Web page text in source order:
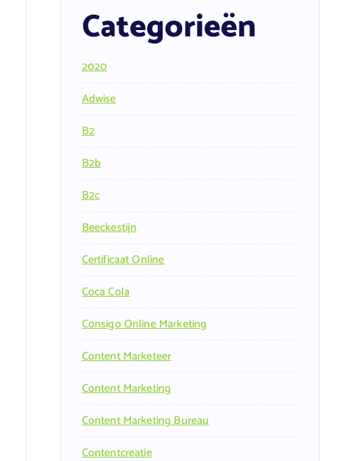
Categorieën
2020
Adwise
B2
B2b
B2c
Beeckestijn
Certificaat Online
Coca Cola
Consigo Online Marketing
Content Marketeer
Content Marketing
Content Marketing Bureau
Contentcreatie